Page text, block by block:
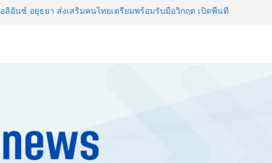
อลิอันซ์ อยุธยา ส่งเสริมคนไทยเตรียมพร้อมรับมือวิกฤต เปิดพื้นที่
ภาครัฐ-เอกชนจับมือสัมมนาใหญ่ ยกระดับอุตสาหกรรมเซรามิกไทย
สู่สากล พร้อมชวนผู้ประกอบไทยร่วมงาน “Ceramics Vietnam &
Stone Vietnam 2026”